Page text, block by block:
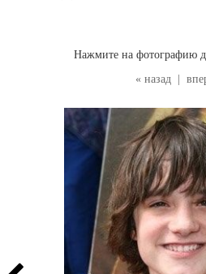
« назад
Нажмите на фотографию